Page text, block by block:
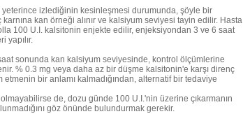
izlediğinin kesinleşmesi durumunda, şöyle bir
kan örneği alınır ve kalsiyum seviyesi tayin edilir. Hasta
100 U.I. kalsitonin enjekte edilir, enjeksiyondan 3 ve 6 saat
yapılır.
sonunda kan kalsiyum seviyesinde, kontrol ölçümlerine
% 0.3 mg veya daha az bir düşme kalsitonin'e karşı direnç
bir anlamı kalmadığından, alternatif bir tedaviye
de, dozu günde 100 U.I.'nin üzerine çıkarmanın
göz önünde bulundurmak gerekir.